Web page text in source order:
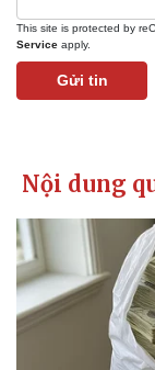
Kinh tế
Bất động sản
Khởi nghiệp
This site is protected by
Service apply.
Gửi tin